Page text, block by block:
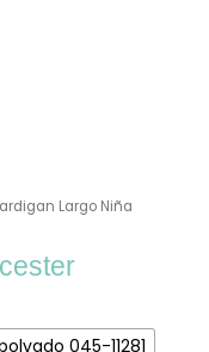
Largo Niña
045-11281